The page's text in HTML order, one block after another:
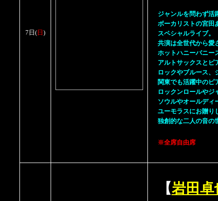
7日 ( 日 )
ジャンルを問わず活
ボーカリストの宮田
スペシャルライブ。
共演は全世代から愛
ホットハニーバニー
アルトサックスとピ
ロックやブルース、
関東でも活躍中のピ
ロックンロールやジ
ソウルやオールディ
ユーモラスにお贈り
独創的な二人の音の
※全席自由席
【岩田